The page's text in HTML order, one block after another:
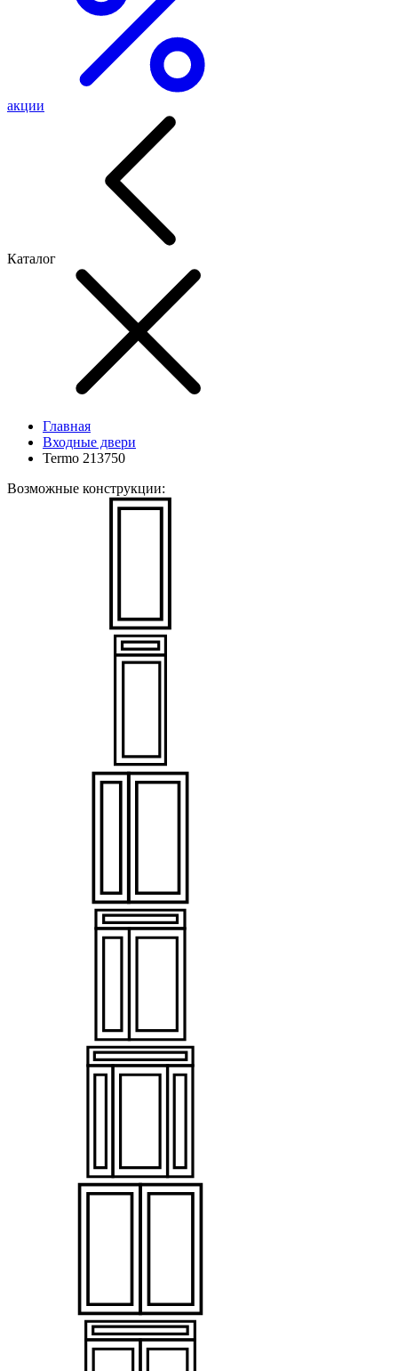
акции
Каталог
Главная
Входные двери
Termo 213750
Возможные конструкции: